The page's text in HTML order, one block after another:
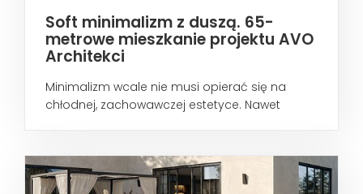
Soft minimalizm z duszą. 65-
metrowe mieszkanie projektu AVO
Architekci
Minimalizm wcale nie musi opierać się na
chłodnej, zachowawczej estetyce. Nawet